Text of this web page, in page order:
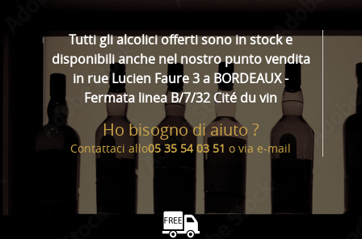
Tutti gli alcolici offerti sono in stock e
disponibili anche nel nostro punto vendita
in rue Lucien Faure 3 a BORDEAUX -
Fermata linea B/7/32 Cité du vin
Ho bisogno di aiuto ?
Contattaci allo05 35 54 03 51 o via e-mail